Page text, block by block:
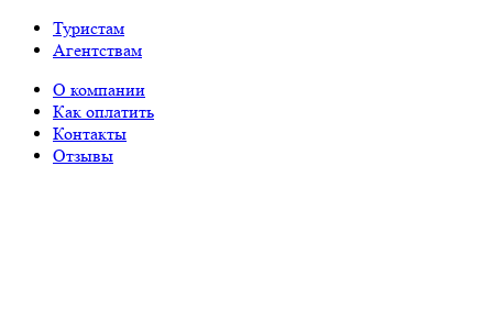
Туристам
Агентствам
О компании
Как оплатить
Контакты
Отзывы